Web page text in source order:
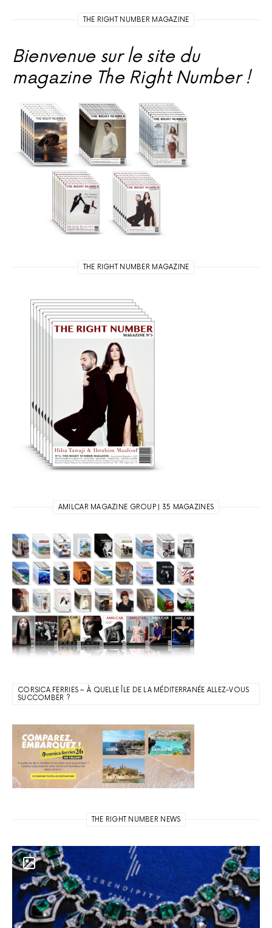
THE RIGHT NUMBER MAGAZINE
Bienvenue sur le site du
magazine The Right Number !
THE RIGHT NUMBER MAGAZINE
AMILCAR MAGAZINE GROUP | 35 MAGAZINES
CORSICA FERRIES – À QUELLE ÎLE DE LA MÉDITERRANÉE ALLEZ-VOUS
SUCCOMBER ?
THE RIGHT NUMBER NEWS